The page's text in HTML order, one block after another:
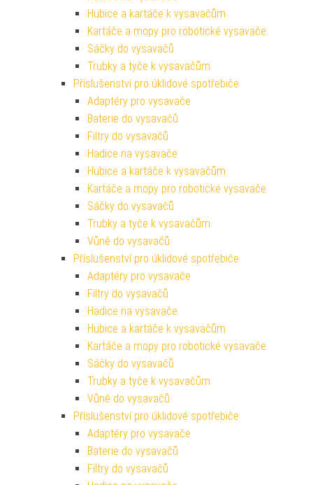
Hubice a kartáče k vysavačům
Kartáče a mopy pro robotické vysavače
Sáčky do vysavačů
Trubky a tyče k vysavačům
Příslušenství pro úklidové spotřebiče
Adaptéry pro vysavače
Baterie do vysavačů
Filtry do vysavačů
Hadice na vysavače
Hubice a kartáče k vysavačům
Kartáče a mopy pro robotické vysavače
Sáčky do vysavačů
Trubky a tyče k vysavačům
Vůně do vysavačů
Příslušenství pro úklidové spotřebiče
Adaptéry pro vysavače
Filtry do vysavačů
Hadice na vysavače
Hubice a kartáče k vysavačům
Kartáče a mopy pro robotické vysavače
Sáčky do vysavačů
Trubky a tyče k vysavačům
Vůně do vysavačů
Příslušenství pro úklidové spotřebiče
Adaptéry pro vysavače
Baterie do vysavačů
Filtry do vysavačů